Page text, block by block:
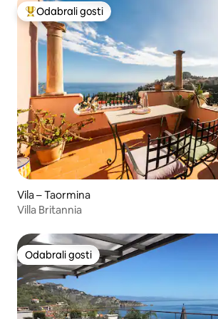
Među najviše rangiranima s oznakom
Odabrali gosti
Vila – Taormina
Villa Britannia
Odabrali gosti
Odabrali gosti